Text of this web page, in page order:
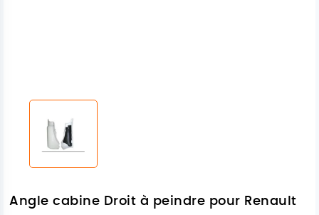
Angle cabine Droit à peindre pour Renault